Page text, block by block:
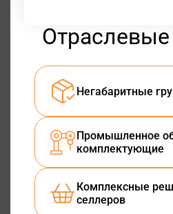
Негабаритные
Промышленное
комплектующие
Комплексные
селлеров